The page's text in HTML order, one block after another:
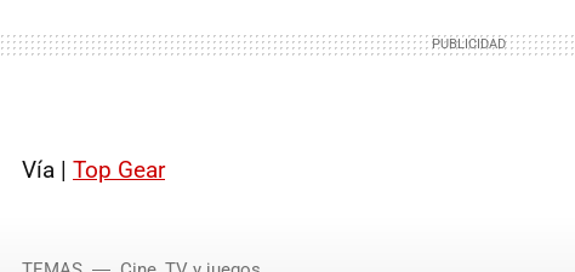
Vía | Top Gear